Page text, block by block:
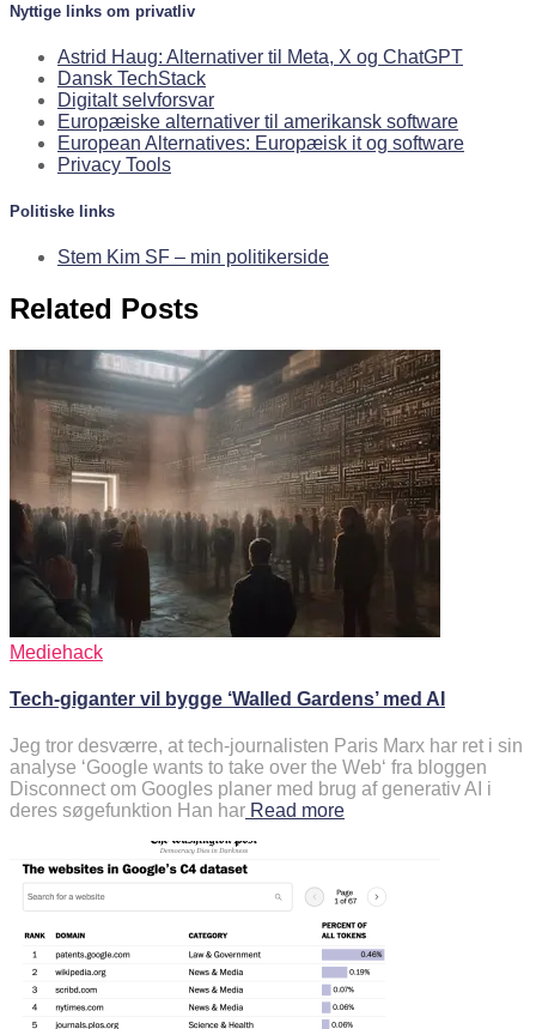
Nyttige links om privatliv
Astrid Haug: Alternativer til Meta, X og ChatGPT
Dansk TechStack
Digitalt selvforsvar
Europæiske alternativer til amerikansk software
European Alternatives: Europæisk it og software
Privacy Tools
Politiske links
Stem Kim SF – min politikerside
Related Posts
Mediehack
Tech-giganter vil bygge ‘Walled Gardens’ med AI
Jeg tror desværre, at tech-journalisten Paris Marx har ret i sin
analyse ‘Google wants to take over the Web‘ fra bloggen
Disconnect om Googles planer med brug af generativ AI i
deres søgefunktion Han har Read more